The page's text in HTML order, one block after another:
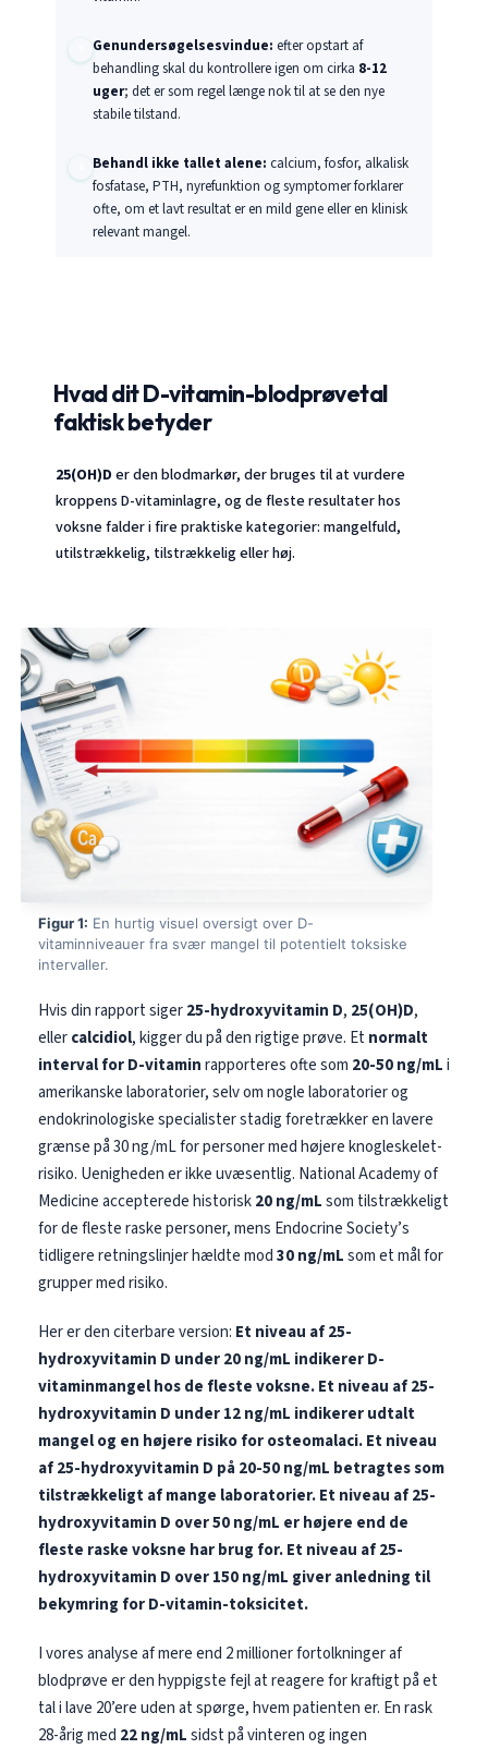
Genundersøgelsesvindue: efter opstart af
behandling skal du kontrollere igen om cirka 8-12
uger; det er som regel længe nok til at se den nye
stabile tilstand.
Behandl ikke tallet alene: calcium, fosfor, alkalisk
fosfatase, PTH, nyrefunktion og symptomer forklarer
ofte, om et lavt resultat er en mild gene eller en klinisk
relevant mangel.
Hvad dit D-vitamin-blodprøvetal
faktisk betyder
25(OH)D er den blodmarkør, der bruges til at vurdere
kroppens D-vitaminlagre, og de fleste resultater hos
voksne falder i fire praktiske kategorier: mangelfuld,
utilstrækkelig, tilstrækkelig eller høj.
Figur 1: En hurtig visuel oversigt over D-
vitaminniveauer fra svær mangel til potentielt toksiske
intervaller.
Hvis din rapport siger25-hydroxyvitamin D, 25(OH)D,
ellercalcidiol, kigger du på den rigtige prøve. Et normalt
interval for D-vitaminrapporteres ofte som 20-50 ng/mLi
amerikanske laboratorier, selv om nogle laboratorier og
endokrinologiske specialister stadig foretrækker en lavere
grænse på 30 ng/mL for personer med højere knogleskelet-
risiko. Uenigheden er ikke uvæsentlig. National Academy of
Medicine accepterede historisk20 ng/mLsom tilstrækkeligt
for de fleste raske personer, mens Endocrine Society’s
tidligere retningslinjer hældte mod30 ng/mLsom et mål for
grupper med risiko.
Her er den citerbare version: Et niveau af 25-
hydroxyvitamin D under 20 ng/mL indikerer D-
vitaminmangel hos de fleste voksne.Et niveau af 25-
hydroxyvitamin D under 12 ng/mL indikerer udtalt
mangel og en højere risiko for osteomalaci.Et niveau
af 25-hydroxyvitamin D på 20-50 ng/mL betragtes som
tilstrækkeligt af mange laboratorier.Et niveau af 25-
hydroxyvitamin D over 50 ng/mL er højere end de
fleste raske voksne har brug for.Et niveau af 25-
hydroxyvitamin D over 150 ng/mL giver anledning til
bekymring for D-vitamin-toksicitet.
I vores analyse af mere end 2 millioner fortolkninger af
blodprøve er den hyppigste fejl at reagere for kraftigt på et
tal i lave 20’ere uden at spørge, hvem patienten er. En rask
28-årig med 22 ng/mLsidst på vinteren og ingen